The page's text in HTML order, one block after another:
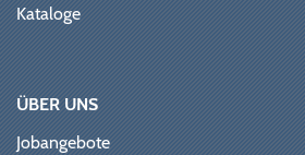
Kataloge
ÜBER UNS
Jobangebote